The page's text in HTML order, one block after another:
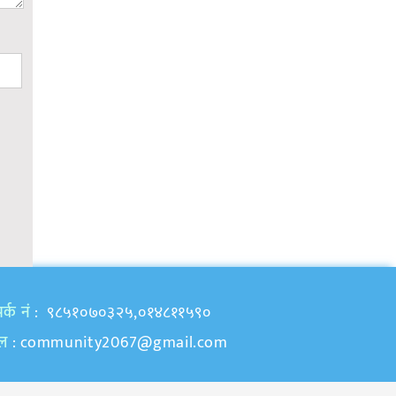
नं: ९८५१०७०३२५,०१४८११५९०
:community2067@gmail.com